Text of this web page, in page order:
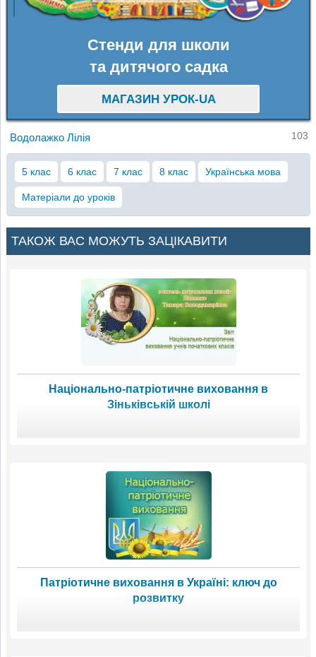
Стенди для школи
та дитячого садка
МАГАЗИН УРОК-UA
Водолажко Лілія 103
5 клас 6 клас 7 клас 8 клас Українська мова
Матеріали до уроків
ТАКОЖ ВАС МОЖУТЬ ЗАЦІКАВИТИ
Національно-патріотичне виховання в
Зіньківській школі
Патріотичне виховання в Україні: ключ до
розвитку